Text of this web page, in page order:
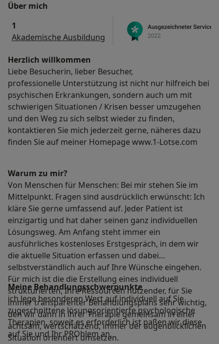
Über mich
1
Akademische Ausbildung
Herzlich willkommen
Liebe Besucherin, lieber Besucher,
professionelle Unterstützung ist nicht nur hilfreich bei
psychischen Erkrankungen, sondern auch um mit
schwierigen Situationen / Krisen besser umzugehen
und den Weg zu sich selbst wieder zu finden,
kontaktieren Sie mich jederzeit gerne, näheres dazu
finden Sie auf meiner Homepage www.1-Lotse.com
Warum zu mir?
Von Menschen für Menschen: Bei mir stehen Sie im
Mittelpunkt. Fragen sind ausdrücklich erwünscht: Ich
kläre Sie gerne umfassend auf. Jeder Patient ist
einzigartig und hat daher seinen ganz individuellen
Lösungsweg. Am Anfang steht immer ein
ausführliches kostenloses Erstgespräch, in dem wir
die aktuelle Situation erfassen und dabei
selbstverständlich auch auf Ihre Wünsche eingehen.
Für mich ist die die Erstellung eines individuell
strukturierten, Ihre Ressourcen nutzender, für Sie
immer transparenter Behandlungsplans sehr wichtig,
den wir dann in ihrer Therapie gemeinsam in einer
achtsam, wertschätzend, immer der augenblicklichen
Situation orientiert umsetzen.
Meine Behandlungs­schwerpunkte
ich lege besonderen Wert auf individuell auf Sie
zugeschnittene lösungsorientierte psychologische
Therapien, soweit es erforderlich ist paßen wir diese
auf Sie und Ihr PROblem an,